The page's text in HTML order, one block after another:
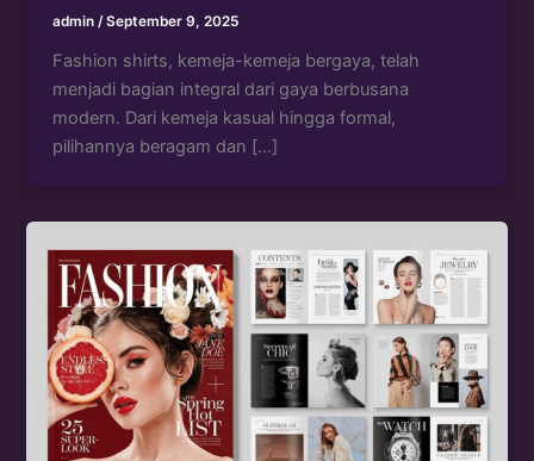
admin/September 9, 2025
Fashion shirts, kemeja-kemeja bergaya, telah
menjadi bagian integral dari gaya berbusana
modern. Dari kemeja kasual hingga formal,
pilihannya beragam dan […]